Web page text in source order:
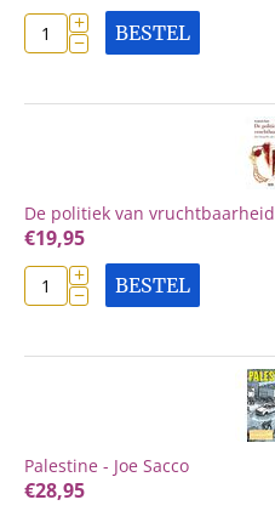
+
− BESTEL
De politiek van
€19,95
+
− BESTEL
Palestine - Joe Sacco
€28,95